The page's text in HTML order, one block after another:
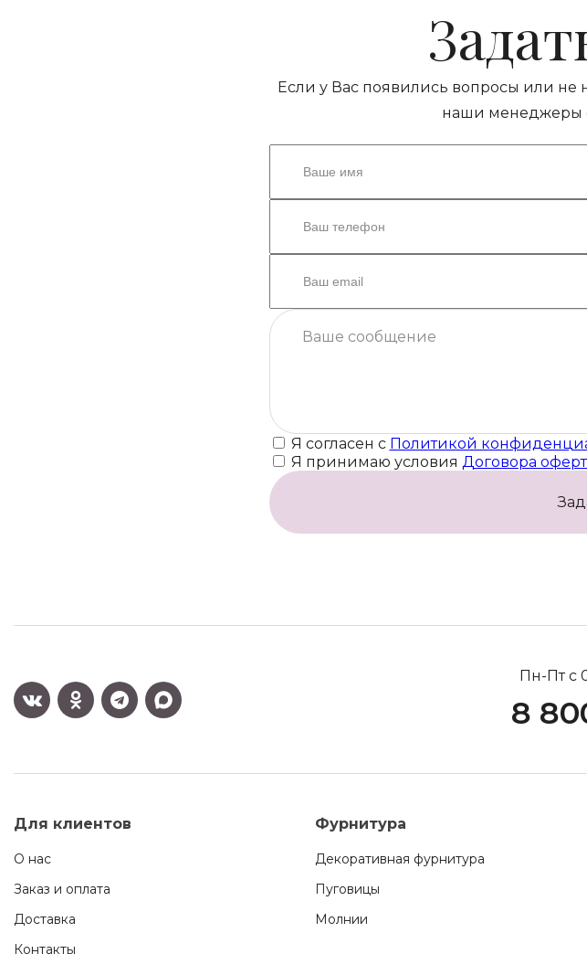
Если у Вас появились вопросы или не
наши менеджеры
Я согласен с Политикой
Я принимаю условия Договора
Пн-Пт с
8
Для клиентов
О нас
Заказ и оплата
Доставка
Контакты
Фурнитура
Декоративная фурнитура
Пуговицы
Молнии